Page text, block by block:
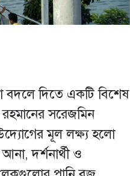
বদলে দিতে একটি বিশেষ
রহমানের সরেজমিন
মূল লক্ষ্য হলো
দর্শনার্থী ও